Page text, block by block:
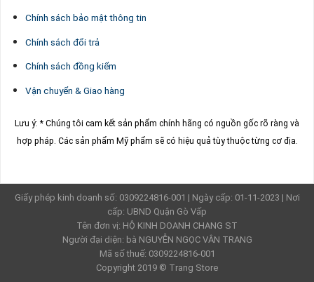
Chính sách bảo mật thông tin
Chính sách đổi trả
Chính sách đồng kiểm
Vận chuyển & Giao hàng
Lưu ý: * Chúng tôi cam kết sản phẩm chính hãng có nguồn gốc rõ ràng và
hợp pháp. Các sản phẩm Mỹ phẩm sẽ có hiệu quả tùy thuộc từng cơ địa.
Giấy phép kinh doanh số: 0309224816-001 | Ngày cấp: 01-11-2023 | Nơi
cấp: UBND Quận Gò Vấp
Tên đơn vị: HỘ KINH DOANH CHANG ST
Người đại diện: bà NGUYỄN NGỌC VÂN TRANG
Mã số thuế: 0309224816-001
Copyright 2019 © Trang Store